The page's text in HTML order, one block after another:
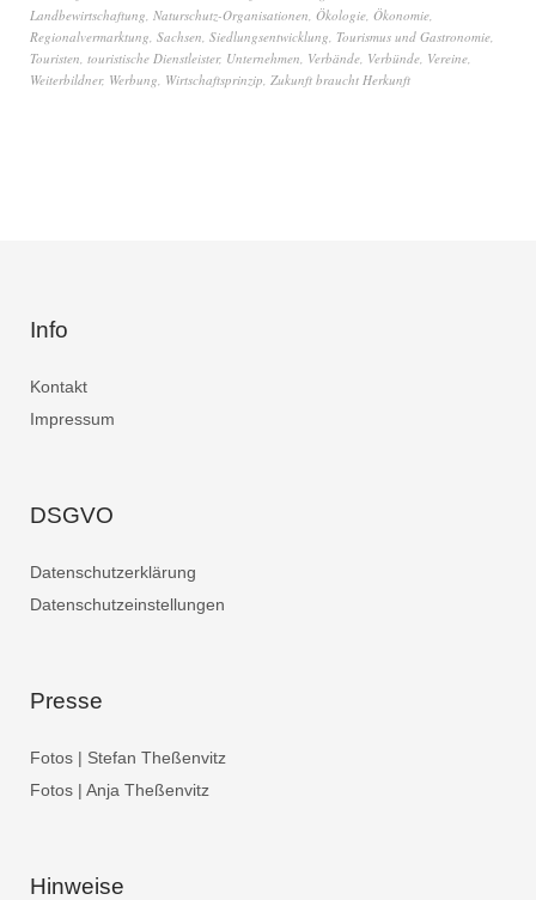
Landbewirtschaftung, Naturschutz-Organisationen, Ökologie, Ökonomie,
Regionalvermarktung, Sachsen, Siedlungsentwicklung, Tourismus und Gastronomie,
Touristen, touristische Dienstleister, Unternehmen, Verbände, Verbünde, Vereine,
Weiterbildner, Werbung, Wirtschaftsprinzip, Zukunft braucht Herkunft
Info
Kontakt
Impressum
DSGVO
Datenschutzerklärung
Datenschutzeinstellungen
Presse
Fotos | Stefan Theßenvitz
Fotos | Anja Theßenvitz
Hinweise